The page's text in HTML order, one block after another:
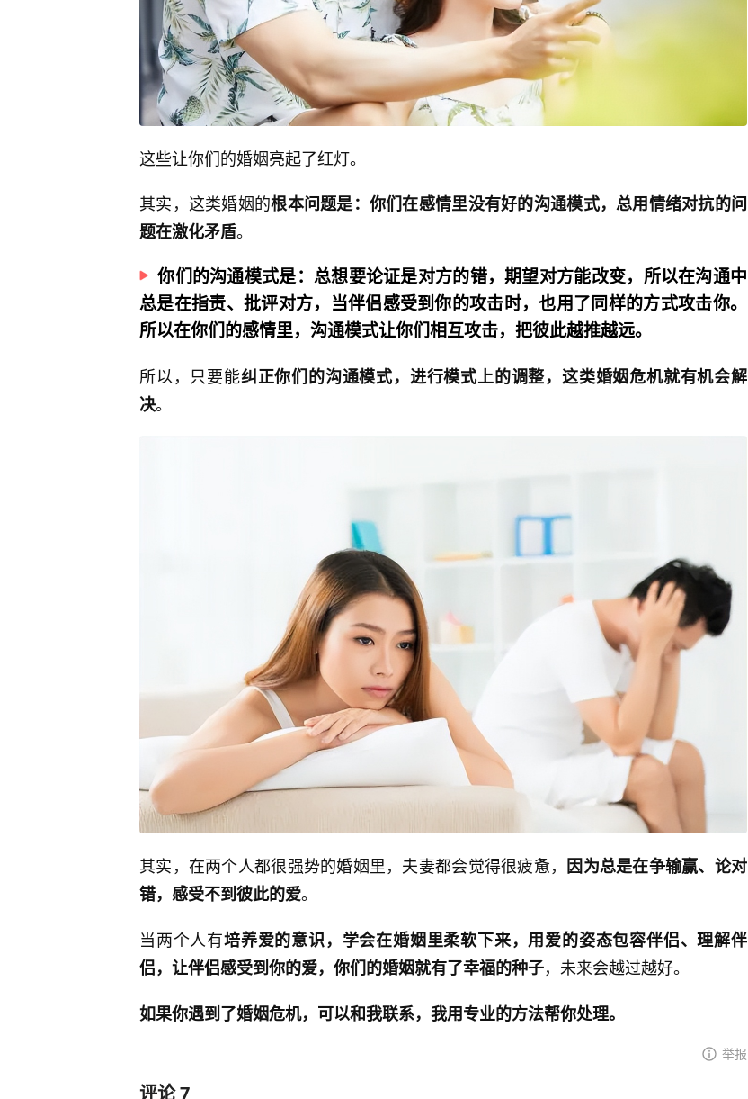
这些让你们的婚姻亮起了红灯。
其实，这类婚姻的根本问题是：你们在感情里没有好的沟通模式，总用情绪对抗的问
题在激化矛盾。
你们的沟通模式是：总想要论证是对方的错，期望对方能改变，所以在沟通中
总是在指责、批评对方，当伴侣感受到你的攻击时，也用了同样的方式攻击你。
所以在你们的感情里，沟通模式让你们相互攻击，把彼此越推越远。
所以，只要能纠正你们的沟通模式，进行模式上的调整，这类婚姻危机就有机会解
决。
其实，在两个人都很强势的婚姻里，夫妻都会觉得很疲惫， 因为总是在争输赢、论对
错，感受不到彼此的爱。
当两个人有培养爱的意识，学会在婚姻里柔软下来，用爱的姿态包容伴侣、理解伴
侣，让伴侣感受到你的爱，你们的婚姻就有了幸福的种子，未来会越过越好。
如果你遇到了婚姻危机，可以和我联系，我用专业的方法帮你处理。
举报
评论7